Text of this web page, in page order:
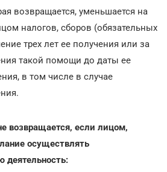
возвращается, уменьшается на
налогов, сборов (обязательных
трех лет ее получения или за
такой помощи до даты ее
в том числе в случае
возвращается, если лицом,
осуществлять
деятельность: